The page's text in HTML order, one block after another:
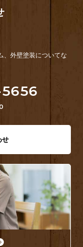
、外壁塗装についてな
せ